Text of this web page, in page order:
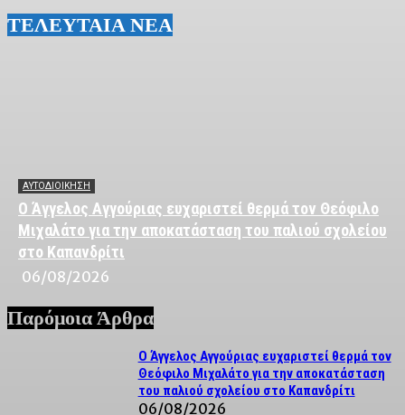
ΤΕΛΕΥΤΑΙΑ ΝΕΑ
ΑΥΤΟΔΙΟΙΚΗΣΗ
Ο Άγγελος Αγγούριας ευχαριστεί θερμά τον Θεόφιλο
Μιχαλάτο για την αποκατάσταση του παλιού σχολείου
στο Καπανδρίτι
06/08/2026
Παρόμοια Άρθρα
Ο Άγγελος Αγγούριας ευχαριστεί θερμά τον
Θεόφιλο Μιχαλάτο για την αποκατάσταση
του παλιού σχολείου στο Καπανδρίτι
06/08/2026